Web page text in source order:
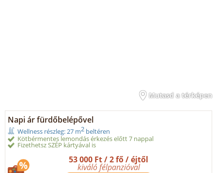
Mutasd a térképen
Napi ár fürdőbelépővel
Wellness részleg: 27 m2 beltéren
Kötbérmentes lemondás érkezés előtt 7 nappal
Fizethetsz SZÉP kártyával is
53 000 Ft / 2 fő / éjtől
kiváló félpanzióval